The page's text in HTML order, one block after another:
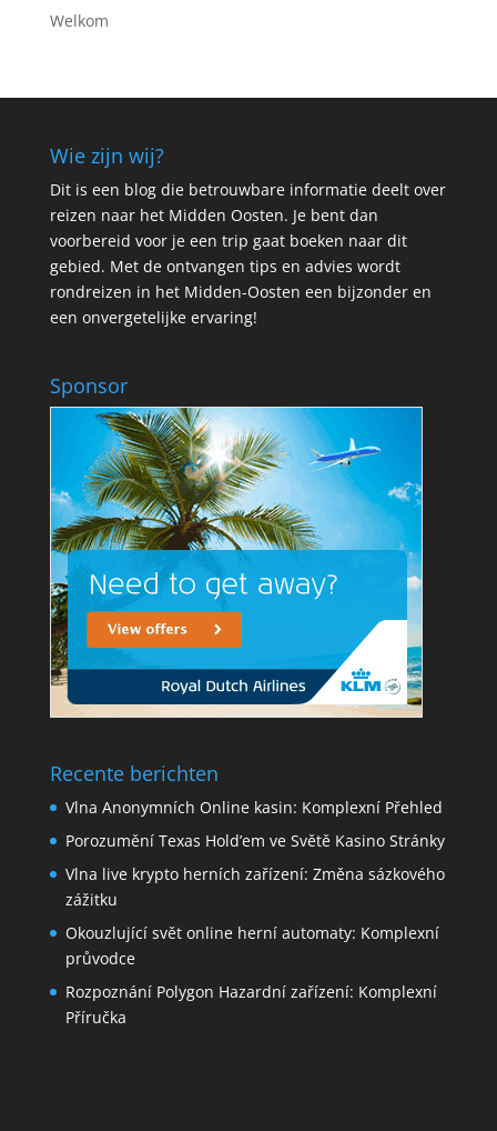
Welkom
Wie zijn wij?
Dit is een blog die betrouwbare informatie deelt over
reizen naar het Midden Oosten. Je bent dan
voorbereid voor je een trip gaat boeken naar dit
gebied. Met de ontvangen tips en advies wordt
rondreizen in het Midden-Oosten een bijzonder en
een onvergetelijke ervaring!
Sponsor
Recente berichten
Vlna Anonymních Online kasin: Komplexní Přehled
Porozumění Texas Hold’em ve Světě Kasino Stránky
Vlna live krypto herních zařízení: Změna sázkového
zážitku
Okouzlující svět online herní automaty: Komplexní
průvodce
Rozpoznání Polygon Hazardní zařízení: Komplexní
Příručka